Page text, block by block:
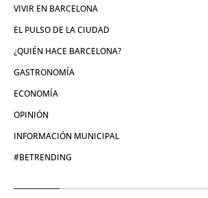
VIVIR EN BARCELONA
EL PULSO DE LA CIUDAD
¿QUIÉN HACE BARCELONA?
GASTRONOMÍA
ECONOMÍA
OPINIÓN
INFORMACIÓN MUNICIPAL
#BETRENDING